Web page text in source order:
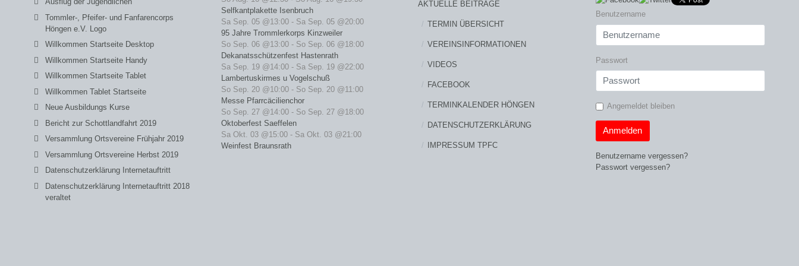
Tommler-, Pfeifer- und Fanfarencorps
Höngen e.V. Logo
Willkommen Startseite Desktop
Willkommen Startseite Handy
Willkommen Startseite Tablet
Willkommen Tablet Startseite
Neue Ausbildungs Kurse
Bericht zur Schottlandfahrt 2019
Versammlung Ortsvereine Frühjahr 2019
Versammlung Ortsvereine Herbst 2019
Datenschutzerklärung Internetauftritt
Datenschutzerklärung Internetauftritt 2018
veraltet
Selfkantplakette Isenbruch
Sa Sep. 05 @13:00 - Sa Sep. 05 @20:00
95 Jahre Trommlerkorps Kinzweiler
So Sep. 06 @13:00 - So Sep. 06 @18:00
Dekanatsschützenfest Hastenrath
Sa Sep. 19 @14:00 - Sa Sep. 19 @22:00
Lambertuskirmes u Vogelschuß
So Sep. 20 @10:00 - So Sep. 20 @11:00
Messe Pfarrcäcilienchor
So Sep. 27 @14:00 - So Sep. 27 @18:00
Oktoberfest Saeffelen
Sa Okt. 03 @15:00 - Sa Okt. 03 @21:00
Weinfest Braunsrath
AKTUELLE BEITRÄGE
TERMIN ÜBERSICHT
VEREINSINFORMATIONEN
VIDEOS
FACEBOOK
TERMINKALENDER HÖNGEN
DATENSCHUTZERKLÄRUNG
IMPRESSUM TPFC
Benutzername
Passwort
Angemeldet bleiben
Anmelden
Benutzername vergessen?
Passwort vergessen?